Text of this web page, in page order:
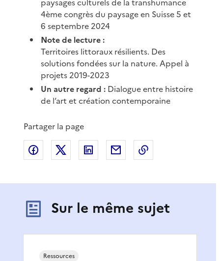
4ème congrès du paysage en Suisse 5 et
6 septembre 2024
Note de lecture :
Territoires littoraux résilients. Des
solutions fondées sur la nature. Appel à
projets 2019-2023
Un autre regard : Dialogue entre histoire
de l’art et création contemporaine
Partager la page
Partager sur Facebook
Partager sur XPartager sur LinkedIn
Partager par email
Sur le même sujet
Ressources